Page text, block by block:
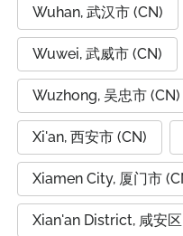
Wuhan, 武汉市 (CN)
Wuwei, 武威市 (CN)
Wuzhong, 吴忠市 (CN)
Xi'an, 西安市 (CN)
Xiamen City, 厦门市
Xian'an District, 咸安